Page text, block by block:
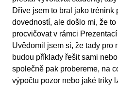
Dříve jsem to bral jako trénink
dovedností, ale došlo mi, že
procvičovat v rámci
Uvědomil jsem si, že tady pro
budou příklady řešit sami
společně pak probereme, na
výpočtu pozor nebo jaké triky